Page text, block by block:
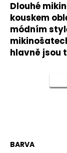
Dlouhé
kouskem
módním
hlavně jsou
BARVA
u